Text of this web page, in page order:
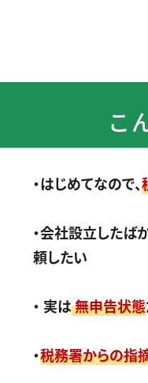
こ
・はじめてなので、
・会社設立したば
頼したい
・ 実は無申告状態
・税務署からの指